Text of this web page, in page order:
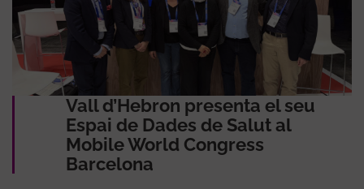
Vall d’Hebron presenta el seu
Espai de Dades de Salut al
Mobile World Congress
Barcelona